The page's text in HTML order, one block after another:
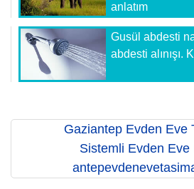
anlatım
Gusül abdesti
abdesti alınışı.
Gaziantep Evden Eve
Sistemli Evden Eve